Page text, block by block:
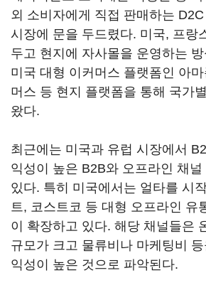
외 소비자에게 직접 판매하는
시장에 문을 두드렸다. 미국, 프랑
두고 현지에 자사몰을 운영하는 방
미국 대형 이커머스 플랫폼인 아
머스 등 현지 플랫폼을 통해 국가
왔다.
최근에는 미국과 유럽 시장에서
익성이 높은 B2B와 오프라인 채
있다. 특히 미국에서는 얼타를 시
트, 코스트코 등 대형 오프라인 유
이 확장하고 있다. 해당 채널들은
규모가 크고 물류비나 마케팅비
익성이 높은 것으로 파악된다.